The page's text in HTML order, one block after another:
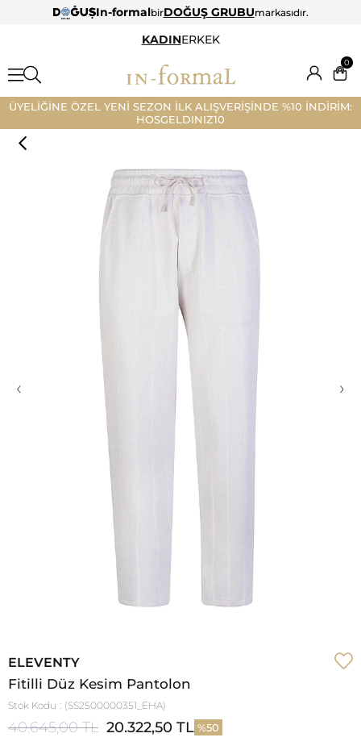
In-formalbirDOĞUŞ GRUBUmarkasıdır.
KADINERKEK
0
ÜYELİĞİNE ÖZEL YENİ SEZON İLK ALIŞVERİŞİNDE %10 İNDİRİM:
HOSGELDINIZ10
‹ ›
ELEVENTY
Fitilli Düz Kesim Pantolon
Stok Kodu (SS2500000351_EHA)
40.645,00 TL 20.322,50 TL 50